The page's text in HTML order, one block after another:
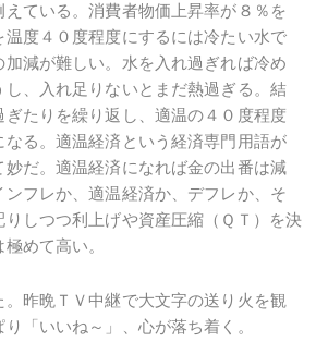
ている。消費者物価上昇率が８％を
度４０度程度にするには冷たい水で
減が難しい。水を入れ過ぎれば冷め
、入れ足りないとまだ熱過ぎる。結
ぎたりを繰り返し、適温の４０度程度
る。適温経済という経済専門用語が
だ。適温経済になれば金の出番は減
ンフレか、適温経済か、デフレか、そ
しつつ利上げや資産圧縮（ＱＴ）を決
めて高い。
昨晩ＴＶ中継で大文字の送り火を観
「いいね～」、心が落ち着く。